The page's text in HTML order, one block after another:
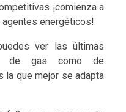
¡comienza a
agentes energéticos!
ver las últimas
de gas como de
la que mejor se adapta